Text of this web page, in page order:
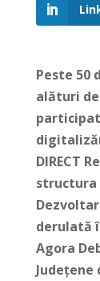
Peste 50
alături
DIRECT
structura
derulată
Agora